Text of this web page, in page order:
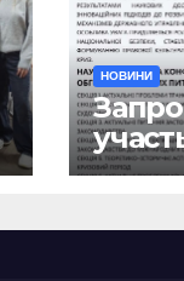
НОВИНИ